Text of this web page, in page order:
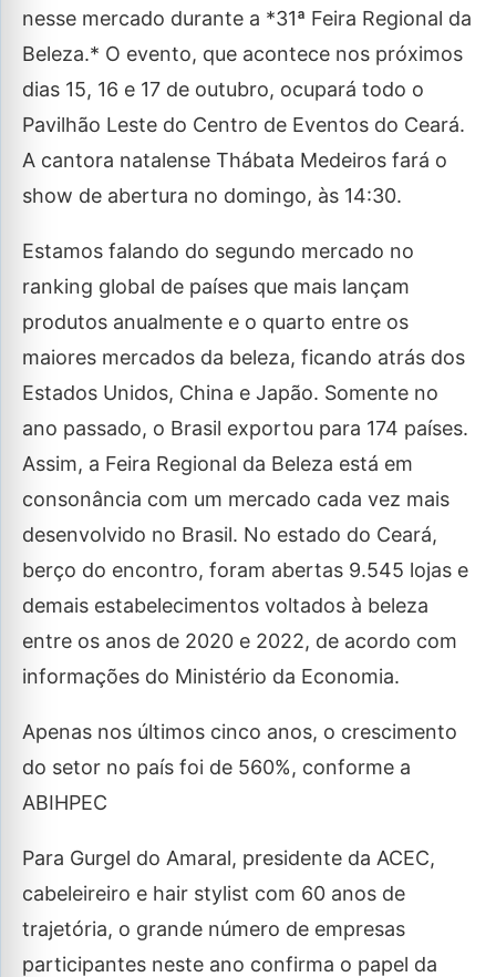
nesse mercado durante a *31ª Feira Regional da
Beleza.* O evento, que acontece nos próximos
dias 15, 16 e 17 de outubro, ocupará todo o
Pavilhão Leste do Centro de Eventos do Ceará.
A cantora natalense Thábata Medeiros fará o
show de abertura no domingo, às 14:30.
Estamos falando do segundo mercado no
ranking global de países que mais lançam
produtos anualmente e o quarto entre os
maiores mercados da beleza, ficando atrás dos
Estados Unidos, China e Japão. Somente no
ano passado, o Brasil exportou para 174 países.
Assim, a Feira Regional da Beleza está em
consonância com um mercado cada vez mais
desenvolvido no Brasil. No estado do Ceará,
berço do encontro, foram abertas 9.545 lojas e
demais estabelecimentos voltados à beleza
entre os anos de 2020 e 2022, de acordo com
informações do Ministério da Economia.
Apenas nos últimos cinco anos, o crescimento
do setor no país foi de 560%, conforme a
ABIHPEC
Para Gurgel do Amaral, presidente da ACEC,
cabeleireiro e hair stylist com 60 anos de
trajetória, o grande número de empresas
participantes neste ano confirma o papel da